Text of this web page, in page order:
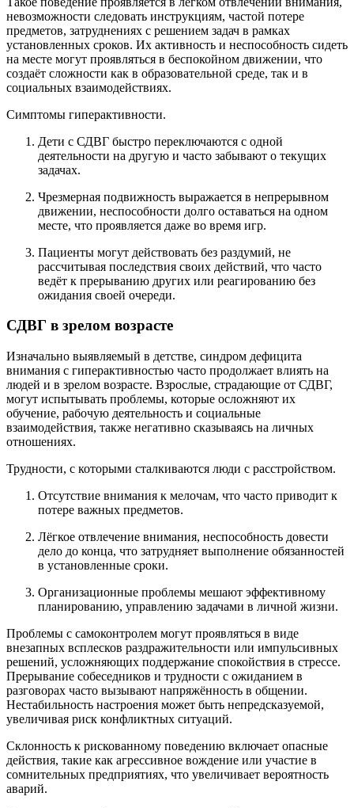
невозможности следовать инструкциям, частой потере
предметов, затруднениях с решением задач в рамках
установленных сроков. Их активность и неспособность сидеть
на месте могут проявляться в беспокойном движении, что
создаёт сложности как в образовательной среде, так и в
социальных взаимодействиях.
Симптомы гиперактивности.
Дети с СДВГ быстро переключаются с одной
деятельности на другую и часто забывают о текущих
задачах.
Чрезмерная подвижность выражается в непрерывном
движении, неспособности долго оставаться на одном
месте, что проявляется даже во время игр.
Пациенты могут действовать без раздумий, не
рассчитывая последствия своих действий, что часто
ведёт к прерыванию других или реагированию без
ожидания своей очереди.
СДВГ в зрелом возрасте
Изначально выявляемый в детстве, синдром дефицита
внимания с гиперактивностью часто продолжает влиять на
людей и в зрелом возрасте. Взрослые, страдающие от СДВГ,
могут испытывать проблемы, которые осложняют их
обучение, рабочую деятельность и социальные
взаимодействия, также негативно сказываясь на личных
отношениях.
Трудности, с которыми сталкиваются люди с расстройством.
Отсутствие внимания к мелочам, что часто приводит к
потере важных предметов.
Лёгкое отвлечение внимания, неспособность довести
дело до конца, что затрудняет выполнение обязанностей
в установленные сроки.
Организационные проблемы мешают эффективному
планированию, управлению задачами в личной жизни.
Проблемы с самоконтролем могут проявляться в виде
внезапных всплесков раздражительности или импульсивных
решений, усложняющих поддержание спокойствия в стрессе.
Прерывание собеседников и трудности с ожиданием в
разговорах часто вызывают напряжённость в общении.
Нестабильность настроения может быть непредсказуемой,
увеличивая риск конфликтных ситуаций.
Склонность к рискованному поведению включает опасные
действия, такие как агрессивное вождение или участие в
сомнительных предприятиях, что увеличивает вероятность
аварий.